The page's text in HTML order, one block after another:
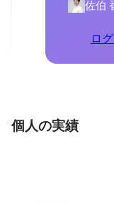
佐伯
ロ
個人の実績